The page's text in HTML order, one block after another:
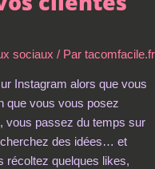
sociaux / Par tacomfacile.fr
Instagram alors que vous
que vous vous posez
vous passez du temps sur
des idées… et
récoltez quelques likes,